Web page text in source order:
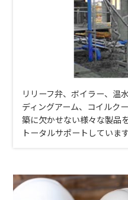
リリーフ弁、ボイラー、温
ディングアーム、コイルク
築に欠かせない様々な製品
トータルサポートしています